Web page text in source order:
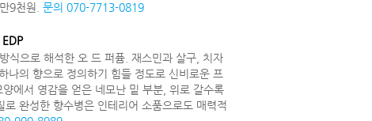
9천원. 문의 070-7713-0819
식으로 해석한 오 드 퍼퓸. 재스민과 살구, 치자
나의 향으로 정의하기 힘들 정도로 신비로운 프
양에서 영감을 얻은 네모난 밑 부분, 위로 갈수록
완성한 향수병은 인테리어 소품으로도 매력적